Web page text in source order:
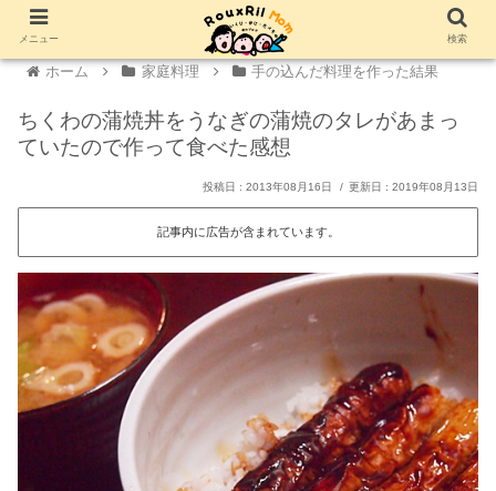
ホーム 家庭料理 手の込んだ料理を作った結果
ちくわの蒲焼丼をうなぎの蒲焼のタレがあまっ
ていたので作って食べた感想
2013年08月16日 2019年08月13日
記事内に広告が含まれています。
メニュー 検索